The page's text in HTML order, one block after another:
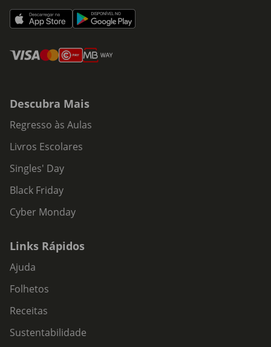
Descubra Mais
Regresso às Aulas
Livros Escolares
Singles' Day
Black Friday
Cyber Monday
Links Rápidos
Ajuda
Folhetos
Receitas
Sustentabilidade